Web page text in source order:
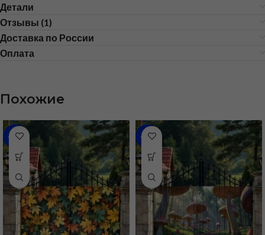
Детали
Отзывы (1)
Доставка по России
Оплата
Похожие
-59% -59%